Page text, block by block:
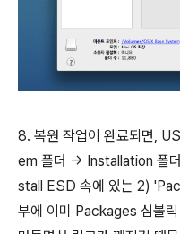
8. 복원 작업이 완료되면,
em 폴더 → Installation 폴
stall ESD 속에 있는 2)
부에 이미 Packages 심볼